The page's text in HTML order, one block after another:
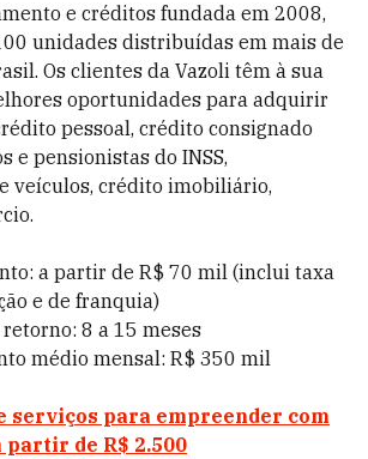
e créditos fundada em 2008,
unidades distribuídas em mais de
Os clientes da Vazoli têm à sua
oportunidades para adquirir
pessoal, crédito consignado
e pensionistas do INSS,
veículos, crédito imobiliário,
a partir de R$ 70 mil (inclui taxa
e de franquia)
8 a 15 meses
médio mensal: R$ 350 mil
serviços para empreender com
de R$ 2.500